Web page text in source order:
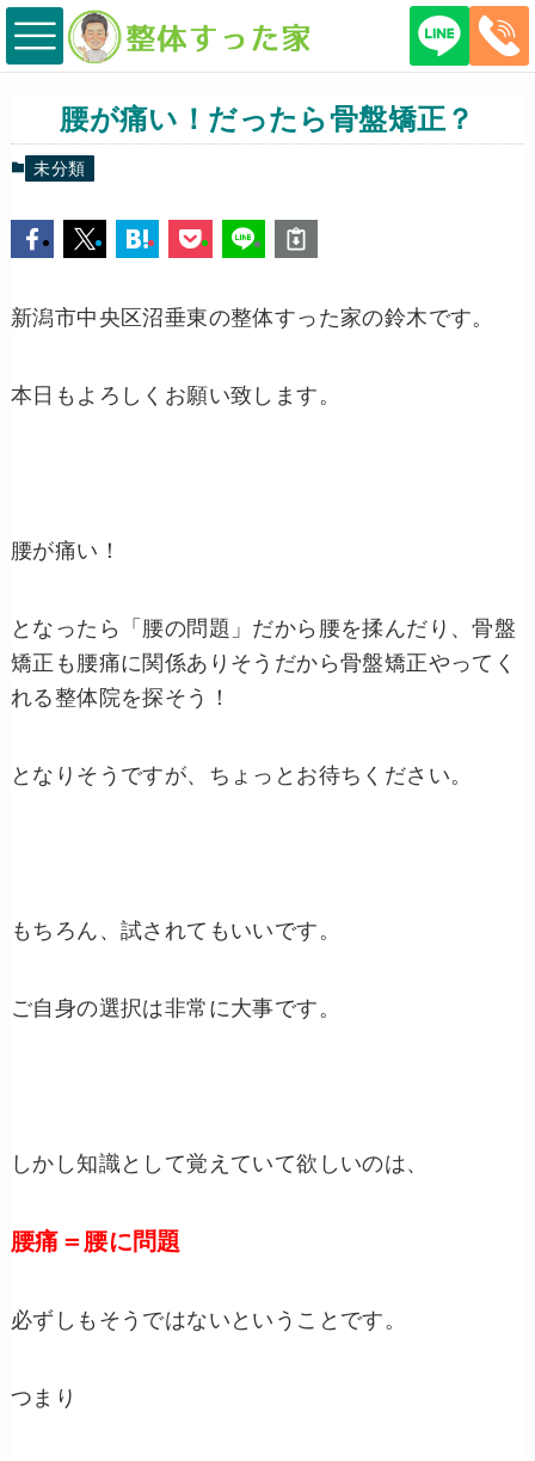
腰が痛い！だったら骨盤矯正？
未分類
新潟市中央区沼垂東の整体すった家の鈴木です。
本日もよろしくお願い致します。
腰が痛い！
となったら「腰の問題」だから腰を揉んだり、骨盤
矯正も腰痛に関係ありそうだから骨盤矯正やってく
れる整体院を探そう！
となりそうですが、ちょっとお待ちください。
もちろん、試されてもいいです。
ご自身の選択は非常に大事です。
しかし知識として覚えていて欲しいのは、
腰痛＝腰に問題
必ずしもそうではないということです。
つまり